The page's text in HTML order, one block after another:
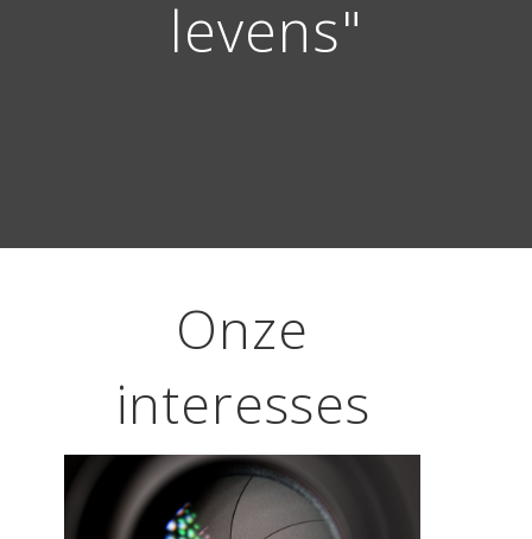
levens"
Onze
interesses